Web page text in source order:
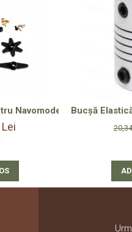
Navomodel – Precizie și
Bucșă